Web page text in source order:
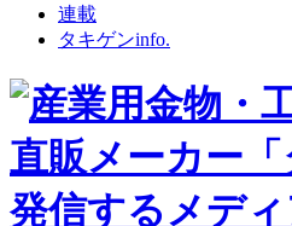
連載
タキゲンinfo.